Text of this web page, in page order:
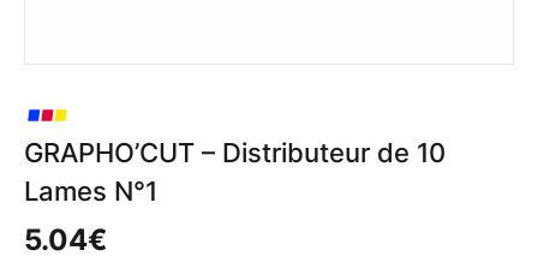
GRAPHO’CUT – Distributeur de 10
Lames N°1
5.04€